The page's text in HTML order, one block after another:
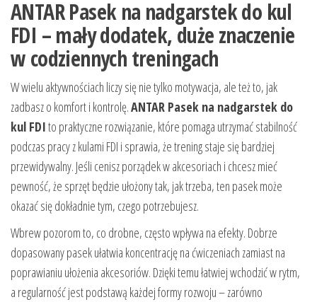
ANTAR Pasek na nadgarstek do kul
FDI – mały dodatek, duże znaczenie
w codziennych treningach
W wielu aktywnościach liczy się nie tylko motywacja, ale też to, jak
zadbasz o komfort i kontrolę.ANTAR Pasek na nadgarstek do
kul FDIto praktyczne rozwiązanie, które pomaga utrzymać stabilność
podczas pracy z kulami FDI i sprawia, że trening staje się bardziej
przewidywalny. Jeśli cenisz porządek w akcesoriach i chcesz mieć
pewność, że sprzęt będzie ułożony tak, jak trzeba, ten pasek może
okazać się dokładnie tym, czego potrzebujesz.
Wbrew pozorom to, co drobne, często wpływa na efekty. Dobrze
dopasowany pasek ułatwia koncentrację na ćwiczeniach zamiast na
poprawianiu ułożenia akcesoriów. Dzięki temu łatwiej wchodzić w rytm,
a regularność jest podstawą każdej formy rozwoju – zarówno